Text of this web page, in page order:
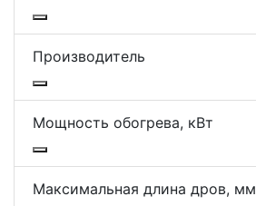
Производитель
Мощность обогрева, кВт
Максимальная длина дров, мм